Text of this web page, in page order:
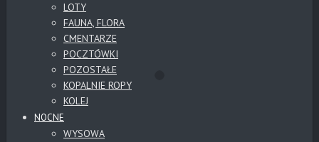
LOTY
FAUNA, FLORA
CMENTARZE
POCZTÓWKI
POZOSTAŁE
KOPALNIE ROPY
KOLEJ
NOCNE
WYSOWA